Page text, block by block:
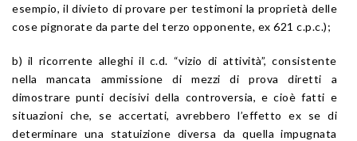
esempio, il divieto di provare per testimoni la proprietà delle
cose pignorate da parte del terzo opponente, ex 621 c.p.c.);
b) il ricorrente alleghi il c.d. “vizio di attività”, consistente
nella mancata ammissione di mezzi di prova diretti a
dimostrare punti decisivi della controversia, e cioè fatti e
situazioni che, se accertati, avrebbero l’effetto ex se di
determinare una statuizione diversa da quella impugnata